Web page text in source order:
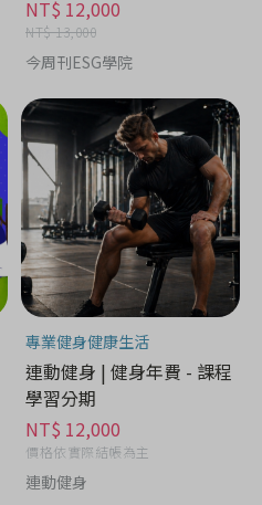
NT$ 12,000
NT$ 13,000
今周刊ESG學院
專業健身健康生活
連動健身 | 健身年費 - 課程
學習分期
NT$ 12,000
價格依實際結帳為主
連動健身